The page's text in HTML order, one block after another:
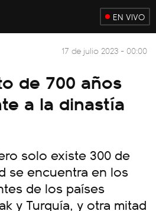
EN VIVO
17 de julio 2023 - 00:00
de 700 años
a la dinastía
solo existe 300 de
se encuentra en los
de los países
y Turquía, y otra mitad